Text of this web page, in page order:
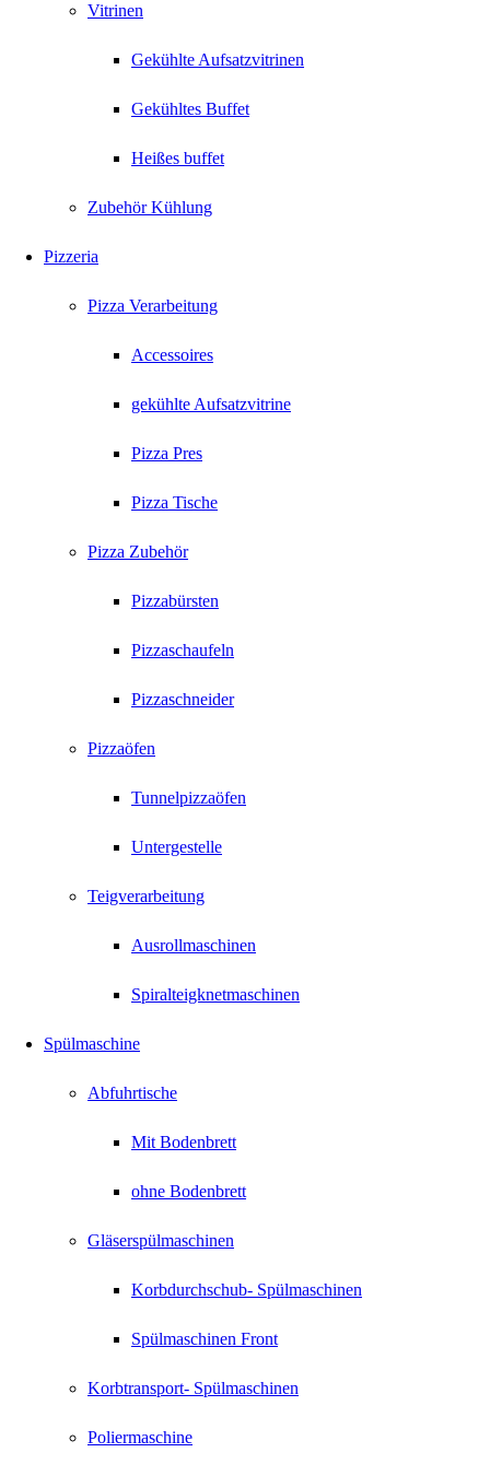
Vitrinen
Gekühlte Aufsatzvitrinen
Gekühltes Buffet
Heißes buffet
Zubehör Kühlung
Pizzeria
Pizza Verarbeitung
Accessoires
gekühlte Aufsatzvitrine
Pizza Pres
Pizza Tische
Pizza Zubehör
Pizzabürsten
Pizzaschaufeln
Pizzaschneider
Pizzaöfen
Tunnelpizzaöfen
Untergestelle
Teigverarbeitung
Ausrollmaschinen
Spiralteigknetmaschinen
Spülmaschine
Abfuhrtische
Mit Bodenbrett
ohne Bodenbrett
Gläserspülmaschinen
Korbdurchschub- Spülmaschinen
Spülmaschinen Front
Korbtransport- Spülmaschinen
Poliermaschine